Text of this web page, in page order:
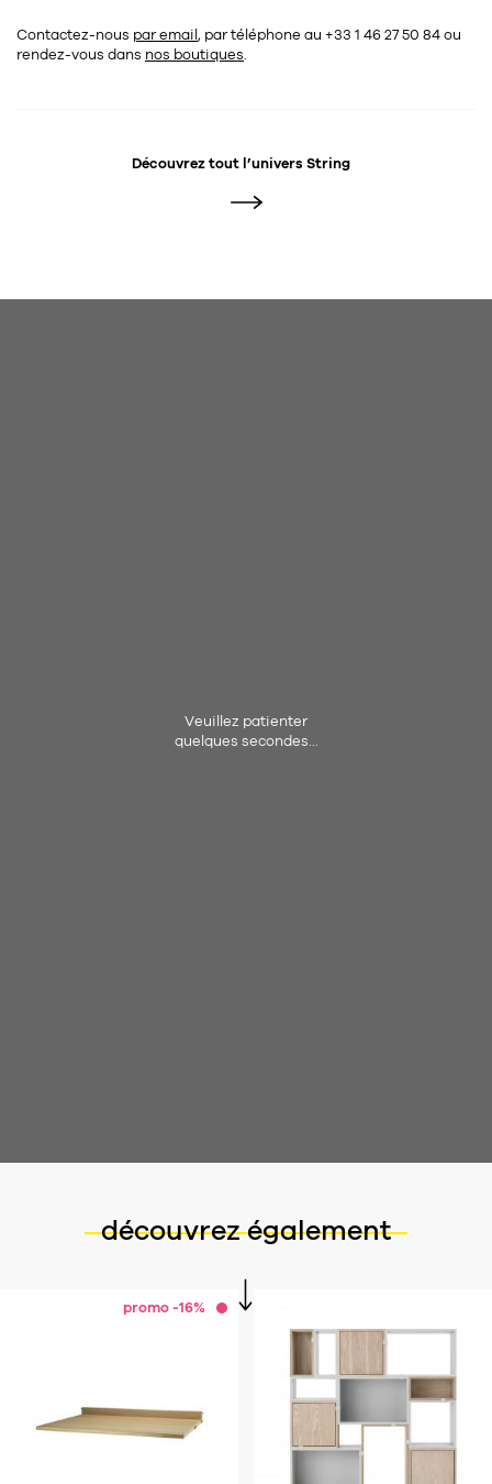
Contactez-nous par email, par téléphone au +33 1 46 27 50 84ou
rendez-vous dans nos boutiques.
Découvrez tout l’univers String
Veuillez patienter
quelques secondes...
découvrez également
promo -16%